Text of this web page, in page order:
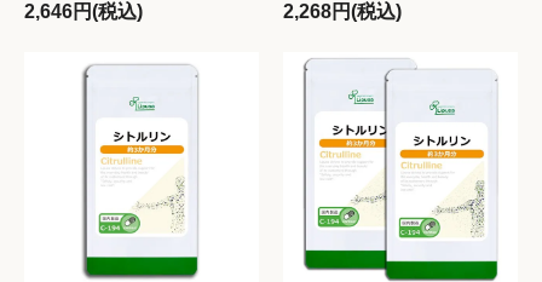
2,646円(税込)
2,268円(税込)